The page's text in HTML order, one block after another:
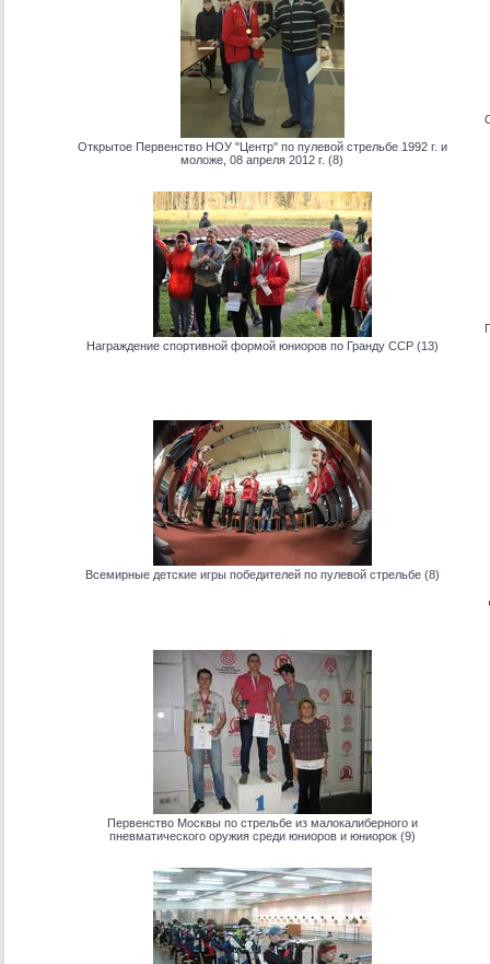
Открытое Первенство НОУ "Центр" по пулевой стрельбе 1992 г. и
моложе, 08 апреля 2012 г. (8)
Награждение спортивной формой юниоров по Гранду ССР (13)
Всемирные детские игры победителей по пулевой стрельбе (8)
Первенство Москвы по стрельбе из малокалиберного и
пневматического оружия среди юниоров и юниорок (9)